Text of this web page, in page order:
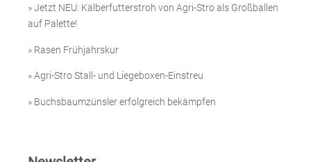
»Jetzt NEU: Kälberfutterstroh von Agri-Stro als Großballen
auf Palette!
» Rasen Frühjahrskur
»Agri-Stro Stall- und Liegeboxen-Einstreu
» Buchsbaumzünsler erfolgreich bekämpfen